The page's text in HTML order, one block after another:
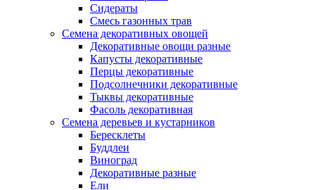
Сидераты
Смесь газонных трав
Семена декоративных овощей
Декоративные овощи разные
Капусты декоративные
Перцы декоративные
Подсолнечники декоративные
Тыквы декоративные
Фасоль декоративная
Семена деревьев и кустарников
Бересклеты
Буддлеи
Виноград
Декоративные разные
Ели